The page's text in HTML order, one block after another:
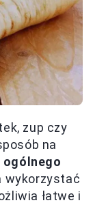
zup czy
na
ogólnego
wykorzystać
łatwe i